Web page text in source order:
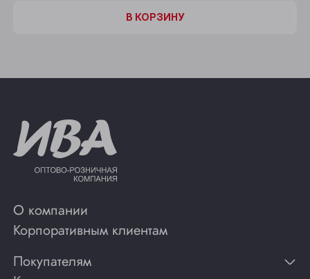
В КОРЗИНУ
О компании
Корпоративным клиентам
Покупателям